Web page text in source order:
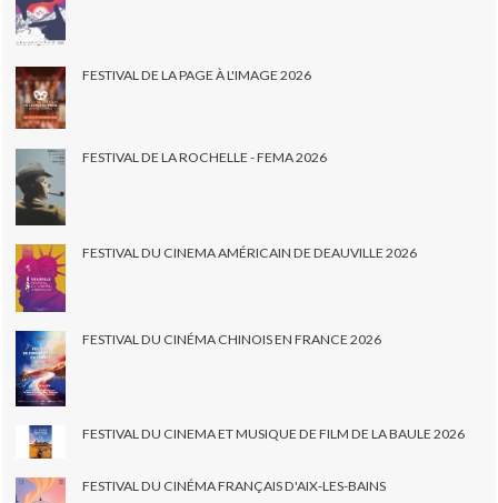
FESTIVAL DE LA PAGE À L'IMAGE 2026
FESTIVAL DE LA ROCHELLE - FEMA 2026
FESTIVAL DU CINEMA AMÉRICAIN DE DEAUVILLE 2026
FESTIVAL DU CINÉMA CHINOIS EN FRANCE 2026
FESTIVAL DU CINEMA ET MUSIQUE DE FILM DE LA BAULE 2026
FESTIVAL DU CINÉMA FRANÇAIS D'AIX-LES-BAINS